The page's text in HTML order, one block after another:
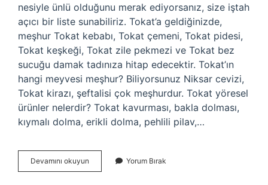
nesiyle ünlü olduğunu merak ediyorsanız, size iştah
açıcı bir liste sunabiliriz. Tokat’a geldiğinizde,
meşhur Tokat kebabı, Tokat çemeni, Tokat pidesi,
Tokat keşkeği, Tokat zile pekmezi ve Tokat bez
sucuğu damak tadınıza hitap edecektir. Tokat’ın
hangi meyvesi meşhur? Biliyorsunuz Niksar cevizi,
Tokat kirazı, şeftalisi çok meşhurdur. Tokat yöresel
ürünler nelerdir? Tokat kavurması, bakla dolması,
kıymalı dolma, erikli dolma, pehlili pilav,…
Devamını okuyun Tokatda
En
Yorum Bırak